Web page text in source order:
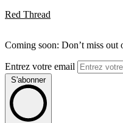
Red Thread
Coming soon: Don’t miss
Entrez votre email
S'abonner